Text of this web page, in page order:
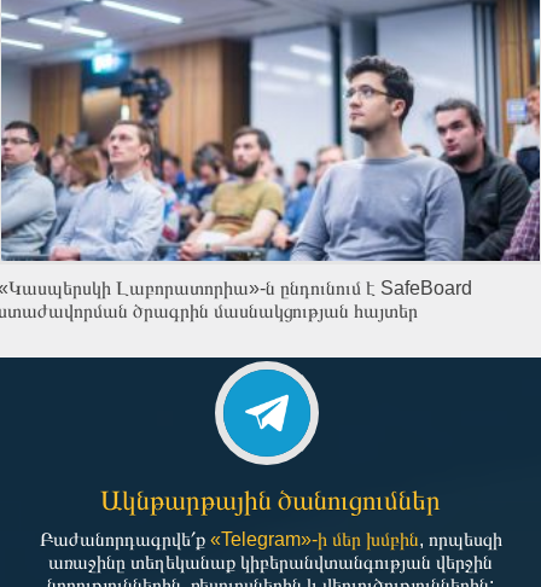
Լաբորատորիա»-ն ընդունում է SafeBoard
ծրագրին մասնակցության հայտեր
Ակնթարթային ծանուցումներ
Բաժանորդագրվե՛ք «Telegram»-ի մեր խմբին, որպեսզի
առաջինը տեղեկանաք կիբերանվտանգության վերջին